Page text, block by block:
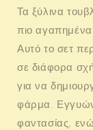
Τα ξύλινα
πιο
Αυτό το σετ
σε διάφορα
για να
φάρμα.
φαντασίας,